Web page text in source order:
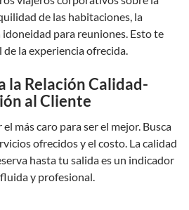
de las habitaciones, la
para reuniones. Esto te
la experiencia ofrecida.
la Relación Calidad-
al Cliente
más caro para ser el mejor. Busca
ofrecidos y el costo. La calidad
hasta tu salida es un indicador
y profesional.